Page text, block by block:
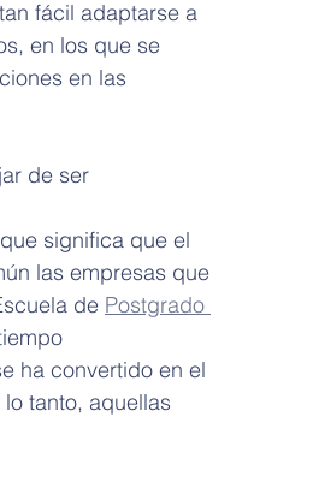
fácil adaptarse a
en los que se
en las
de ser
significa que el
las empresas que
de Postgrado
ha convertido en el
tanto, aquellas